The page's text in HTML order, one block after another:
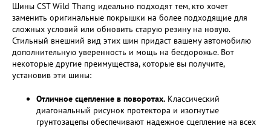
Шины CST Wild Thang идеально подходят тем, кто хочет
заменить оригинальные покрышки на более подходящие для
сложных условий или обновить старую резину на новую.
Стильный внешний вид этих шин придаст вашему автомобилю
дополнительную уверенность и мощь на бесдорожье. Вот
некоторые другие преимущества, которые вы получите,
установив эти шины:
Отличное сцепление в поворотах. Классический
диагональный рисунок протектора и изогнутые
грунтозацепы обеспечивают надежное сцепление на всех